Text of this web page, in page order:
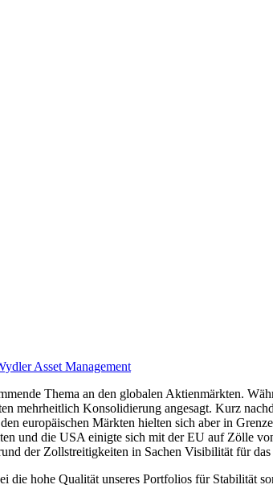
Thema an den globalen Aktienmärkten.
mehrheitlich Konsolidierung angesagt. Kurz
europäischen Märkten hielten sich aber in
und die USA einigte sich mit der EU auf Zölle
der Zollstreitigkeiten in Sachen Visibilität für
hohe Qualität unseres Portfolios für Stabilität